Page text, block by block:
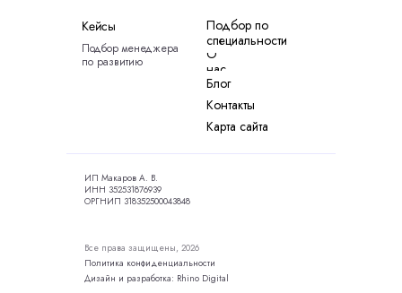
Дизайн и разработка: Rhino Digital
Кейсы
Все права защищены, 2026
Политика конфиденциальности
ИП Макаров А. В.
ИНН 352531876939
ОРГНИП 318352500043848
Подбор менеджера
по развитию
Блог
Контакты
Карта сайта
О
нас
Подбор по
специальности